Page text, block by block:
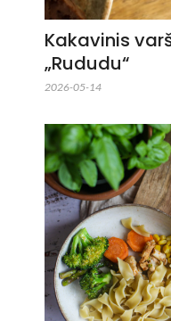
Kakavinis
„Rududu“
2026-05-14